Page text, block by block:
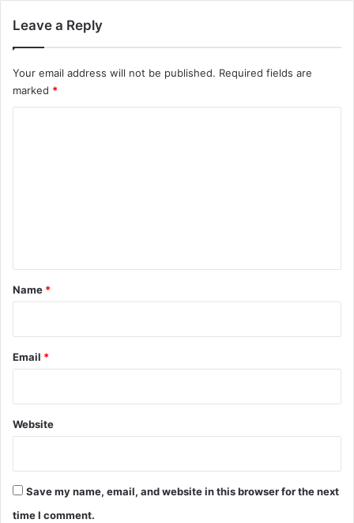
Leave a Reply
Your email address will not be published. Required fields are
marked *
*
Name *
Email *
Website
Save my name, email, and website in this browser for the next
time I comment.